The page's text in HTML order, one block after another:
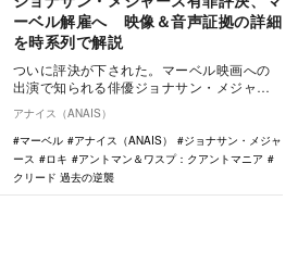
ーベル解雇へ 映像＆音声証拠の詳細
を時系列で解説
ついに評決が下された。マーベル映画への
出演で知られる俳優ジョナサン・メジャー
ハラスメン…
アナイス（ANAIS）
マーベル
アナイス（ANAIS）
ジョナサン・メジャ
ース
ロキ
アントマン＆ワスプ：クアントマニア
クリード 過去の逆襲